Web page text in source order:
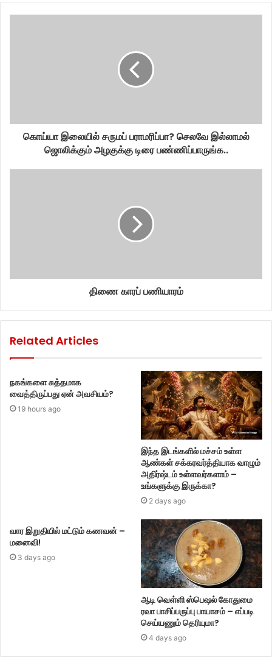
கொய்யா இலையில் சருமப் பராமரிப்பா? செலவே இல்லாமல்
ஜொலிக்கும் அழகுக்கு டிரை பண்ணிப்பாருங்க..
திணை காரப் பணியாரம்
Related Articles
நகங்களை சுத்தமாக
வைத்திருப்பது ஏன் அவசியம்?
19 hours ago
இந்த இடங்களில் மச்சம் உள்ள
ஆண்கள் சக்கரவர்த்தியாக வாழும்
அதிர்ஷ்டம் உள்ளவர்களாம் –
உங்களுக்கு இருக்கா?
2 days ago
வார இறுதியில் மட்டும் கணவன் –
மனைவி!
3 days ago
ஆடி வெள்ளி ஸ்பெஷல் கோதுமை
ரவா பாசிப்பருப்பு பாயாசம் – எப்படி
செய்யணும் தெரியுமா?
4 days ago